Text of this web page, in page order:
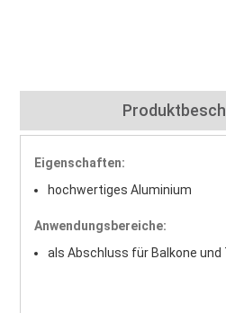
Eigenschaften:
hochwertiges Aluminium
Anwendungsbereiche:
als Abschluss für Balkone und